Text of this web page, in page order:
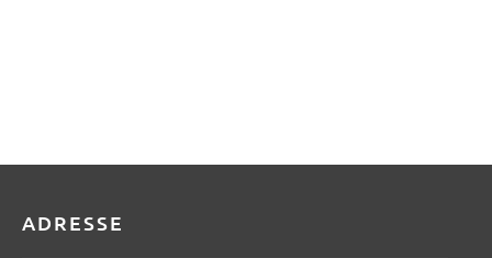
ADRESSE